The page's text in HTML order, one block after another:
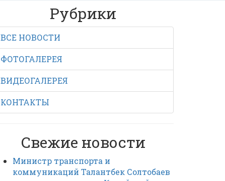
Рубрики
ВСЕ НОВОСТИ
ФОТОГАЛЕРЕЯ
ВИДЕОГАЛЕРЕЯ
КОНТАКТЫ
Свежие новости
Министр транспорта и
коммуникаций Талантбек Солтобаев